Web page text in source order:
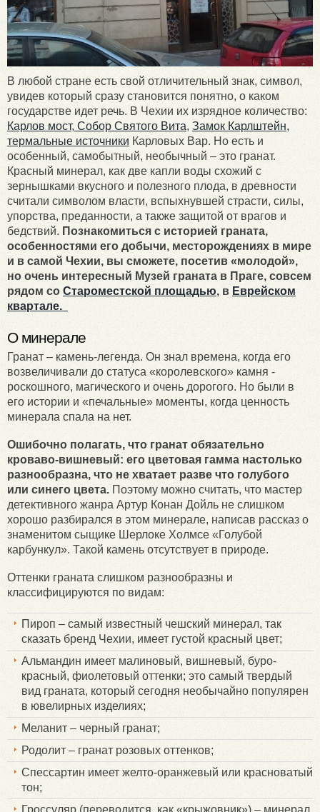
В любой стране есть свой отличительный знак, символ,
увидев который сразу становится понятно, о каком
государстве идет речь. В Чехии их изрядное количество:
Карлов мост, Собор Святого Вита, Замок Карлштейн,
термальные источники Карловых Вар. Но есть и
особенный, самобытный, необычный – это гранат.
Красный минерал, как две капли воды схожий с
зернышками вкусного и полезного плода, в древности
считали символом власти, вспыхнувшей страсти, силы,
упорства, преданности, а также защитой от врагов и
бедствий. Познакомиться с историей граната,
особенностями его добычи, месторождениях в мире
и в самой Чехии, вы сможете, посетив «молодой»,
но очень интересный Музей граната в Праге, совсем
рядом со Староместской площадью, в Еврейском
квартале.
О минерале
Гранат – камень-легенда. Он знал времена, когда его
возвеличивали до статуса «королевского» камня -
роскошного, магического и очень дорогого. Но были в
его истории и «печальные» моменты, когда ценность
минерала спала на нет.
Ошибочно полагать, что гранат обязательно
кроваво-вишневый: его цветовая гамма настолько
разнообразна, что не хватает разве что голубого
или синего цвета. Поэтому можно считать, что мастер
детективного жанра Артур Конан Дойль не слишком
хорошо разбирался в этом минерале, написав рассказ о
знаменитом сыщике Шерлоке Холмсе «Голубой
карбункул». Такой камень отсутствует в природе.
Оттенки граната слишком разнообразны и
классифицируются по видам:
Пироп – самый известный чешский минерал, так
сказать бренд Чехии, имеет густой красный цвет;
Альмандин имеет малиновый, вишневый, буро-
красный, фиолетовый оттенки; это самый твердый
вид граната, который сегодня необычайно популярен
в ювелирных изделиях;
Меланит – черный гранат;
Родолит – гранат розовых оттенков;
Спессартин имеет желто-оранжевый или красноватый
тон;
Гроссуляр (переводится, как «крыжовник») – минерал